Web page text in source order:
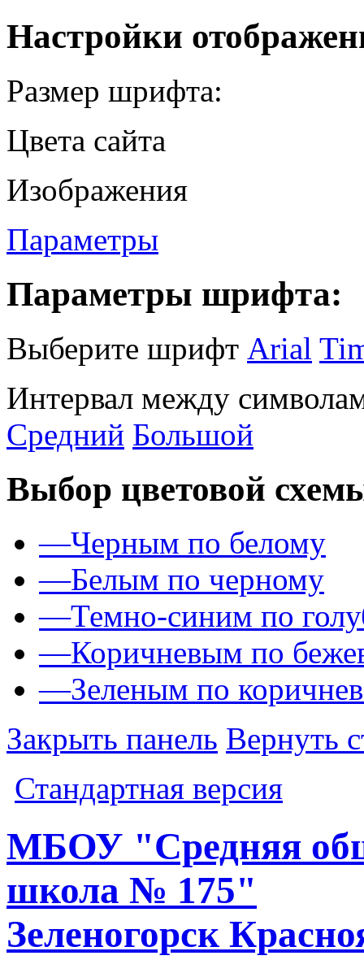
Настройки
Размер шрифта:
Цвета сайта
Изображения
Параметры
Параметры шрифта:
Выберите шрифт Arial
Интервал между
Средний Большой
Выбор цветовой
—Черным по белому
—Белым по черному
—Темно-синим по
—Коричневым по
—Зеленым по
Закрыть панель Вернуть
Стандартная версия
МБОУ "Средняя
школа № 175"
Зеленогорск